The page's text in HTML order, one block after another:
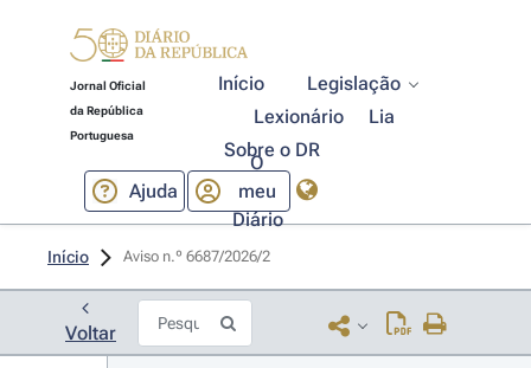
Jornal Oficial
da República
Portuguesa
Início
Legislação
Lexionário
Lia
Sobre o DR
Ajuda
O
meu
Diário
Início Aviso n.º 6687/2026/2
Voltar